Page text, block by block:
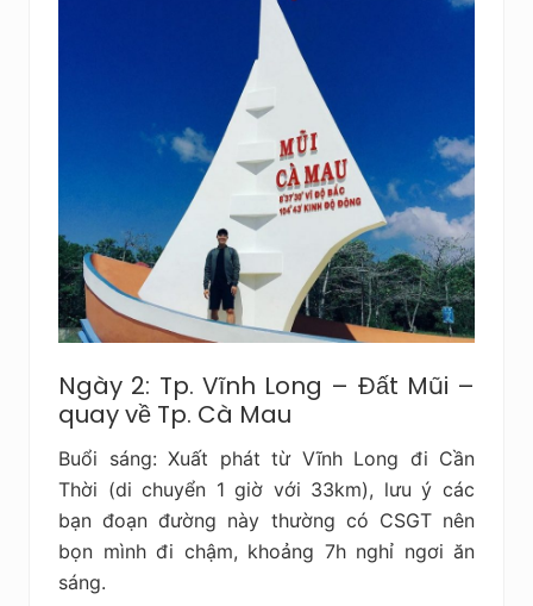
Ngày 2: Tp. Vĩnh Long – Đất Mũi –
quay về Tp. Cà Mau
Buổi sáng: Xuất phát từ Vĩnh Long đi Cần
Thời (di chuyển 1 giờ với 33km), lưu ý các
bạn đoạn đường này thường có CSGT nên
bọn mình đi chậm, khoảng 7h nghỉ ngơi ăn
sáng.